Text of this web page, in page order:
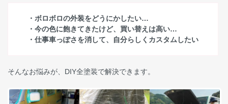
・ボロボロの外装をどうにかしたい…
・今の色に飽きてきたけど、買い替えは高い…
・仕事車っぽさを消して、自分らしくカスタムしたい
そんなお悩みが、DIY全塗装で解決できます。